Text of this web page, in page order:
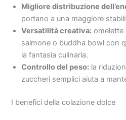
Migliore distribuzione
portano a una maggiore
Versatilità creativa: omelette
salmone o buddha bowl con
la fantasia culinaria.
Controllo del peso: la
zuccheri semplici aiuta a
I benefici della colazione dolce